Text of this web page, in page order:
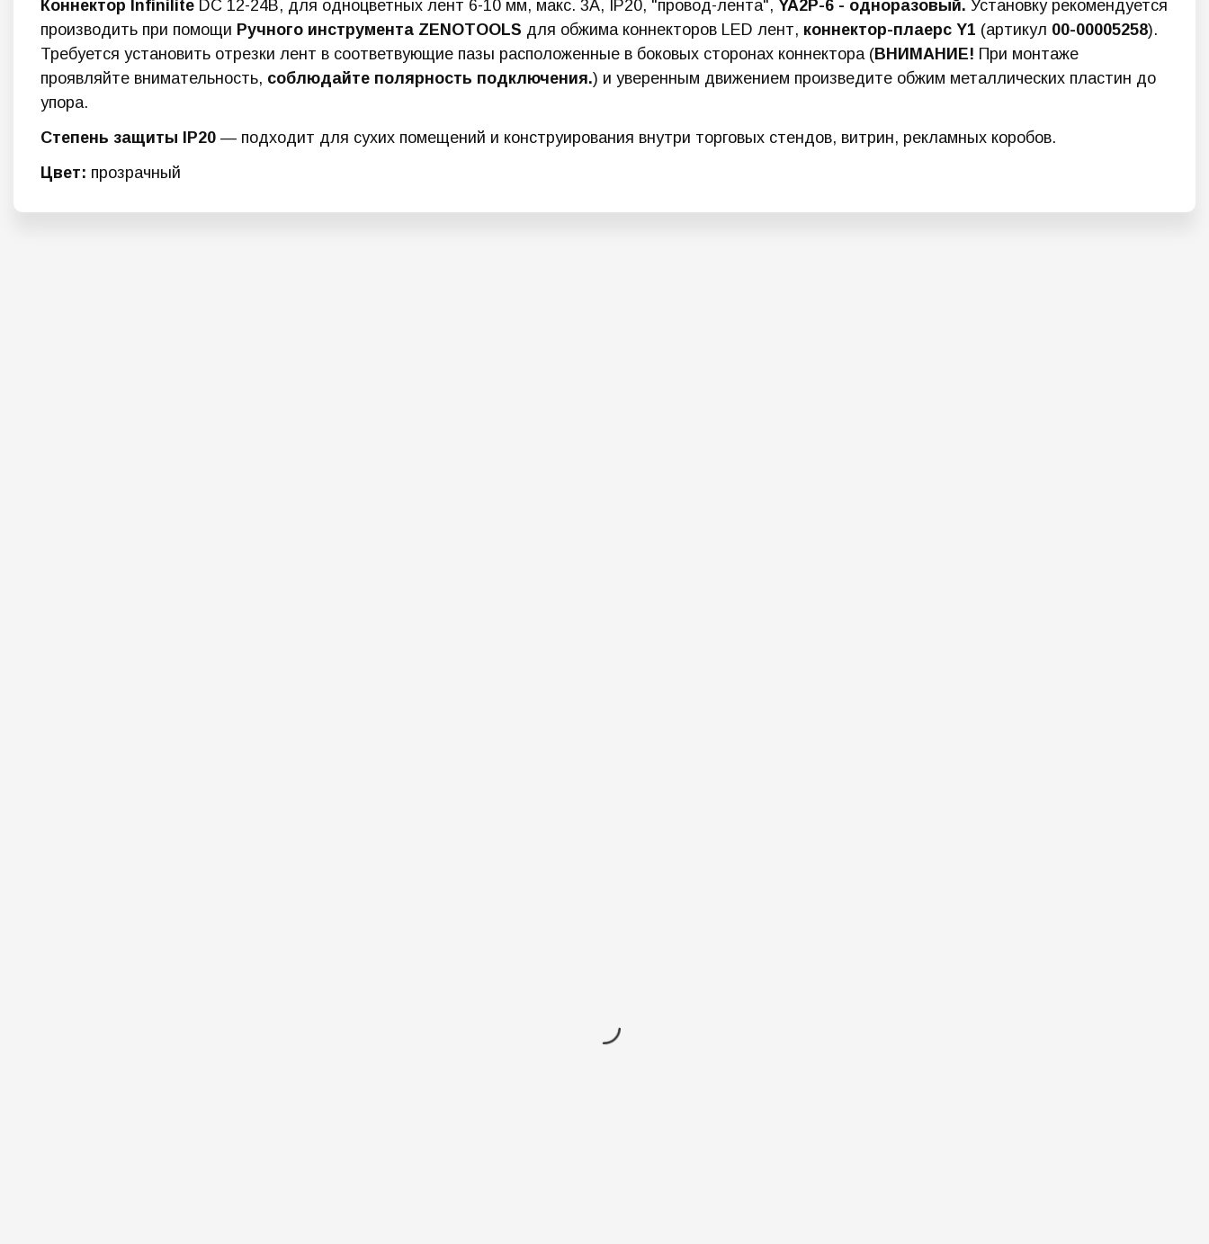
Коннектор Infinilite DC 12-24В, для одноцветных лент 6-10 мм, макс. 3А, IP20, "провод-лента", YA2P-6 - одноразовый. Установку рекомендуется
производить при помощи Ручного инструмента ZENOTOOLS для обжима коннекторов LED лент, коннектор-плаерс Y1 (артикул 00-00005258).
Требуется установить отрезки лент в соответвующие пазы расположенные в боковых сторонах коннектора (ВНИМАНИЕ! При монтаже
проявляйте внимательность, соблюдайте полярность подключения.) и уверенным движением произведите обжим металлических пластин до
упора.
Степень защиты IP20 — подходит для сухих помещений и конструирования внутри торговых стендов, витрин, рекламных коробов.
Цвет: прозрачный